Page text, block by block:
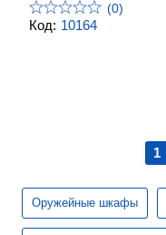
Код: 10164
(0)
1
Оружейные шкафы